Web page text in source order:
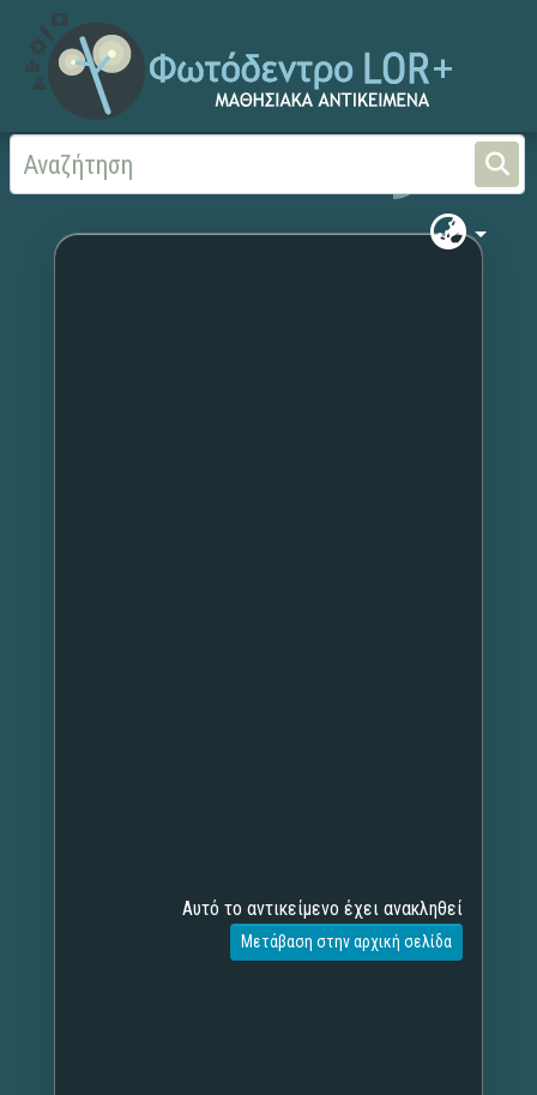
Αρχική Χωρίς τίτλο
Αυτό το αντικείμενο έχει ανακληθεί
Μετάβαση στην αρχική σελίδα